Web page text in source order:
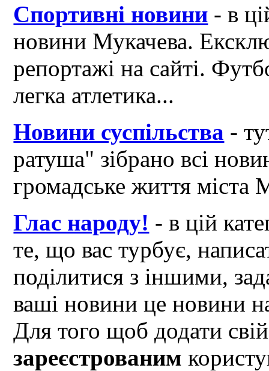
Спортивні новини - в
новини Мукачева.
репортажі на сайті.
легка атлетика...
Новини суспільства -
ратуша" зібрано всі
громадське життя міста
Глас народу! - в цій
те, що вас турбує,
поділитися з іншими,
ваші новини це новини
Для того щоб додати
зареєстрованим